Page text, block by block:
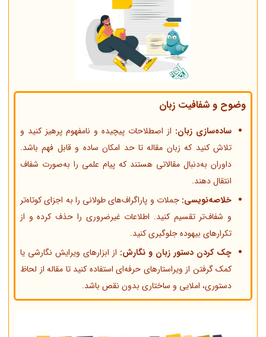
وضوح و شفافیت زبان
ساده‌سازی زبان: از اصطلاحات پیچیده و نامفهوم پرهیز کنید و
تلاش کنید که زبان مقاله تا حد امکان ساده و قابل فهم باشد.
داوران به‌دنبال مقالاتی هستند که پیام علمی را به‌صورت شفاف
انتقال دهند.
خلاصه‌نویسی: جملات و پاراگراف‌های طولانی را به اجزای کوتاه‌تر
و شفاف‌تر تقسیم کنید. اطلاعات غیرضروری را حذف کرده و از
تکرارهای بیهوده جلوگیری کنید.
چک کردن دستور زبان و نگارش: از ابزارهای ویرایش نگارشی یا
کمک گرفتن از ویراستارهای حرفه‌ای استفاده کنید تا مقاله از لحاظ
دستوری، املایی و ساختاری بدون نقص باشد.